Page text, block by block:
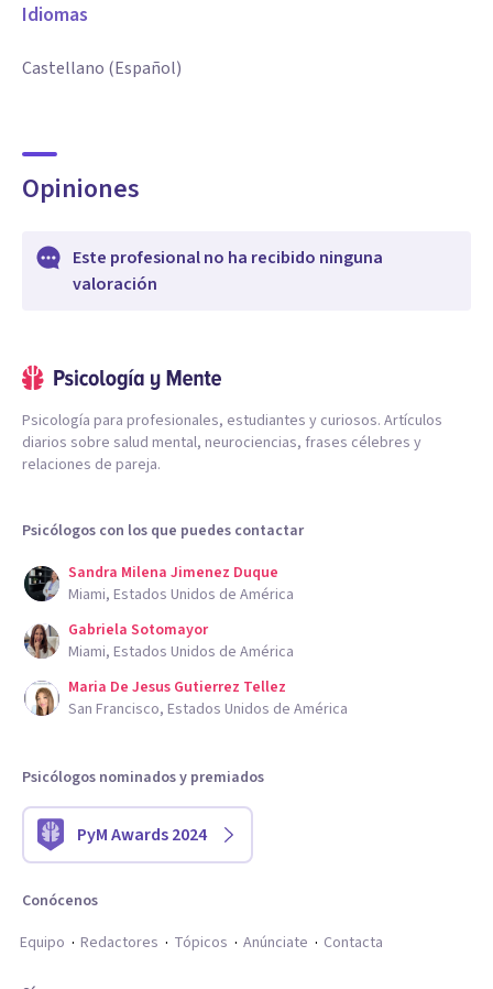
Idiomas
Castellano (Español)
Opiniones
Este profesional no ha recibido ninguna
valoración
Psicología para profesionales, estudiantes y curiosos. Artículos
diarios sobre salud mental, neurociencias, frases célebres y
relaciones de pareja.
Psicólogos con los que puedes contactar
Sandra Milena Jimenez Duque
Miami, Estados Unidos de América
Gabriela Sotomayor
Miami, Estados Unidos de América
Maria De Jesus Gutierrez Tellez
San Francisco, Estados Unidos de América
Psicólogos nominados y premiados
PyM Awards 2024
Conócenos
Equipo
Redactores Tópicos Anúnciate Contacta